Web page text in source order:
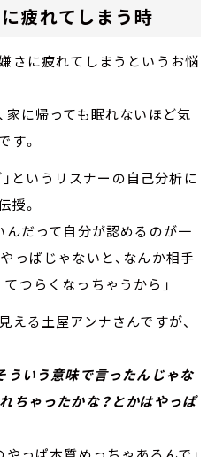
疲れてしまう時
さに疲れてしまうというお悩
家に帰っても眠れないほど気
す。
というリスナーの自己分析に
授。
んだって自分が認めるのが一
っぱじゃないと、なんか相手
つらくなっちゃうから」
える土屋アンナさんですが、
ういう意味で言ったんじゃな
ちゃったかな？とかはやっぱ